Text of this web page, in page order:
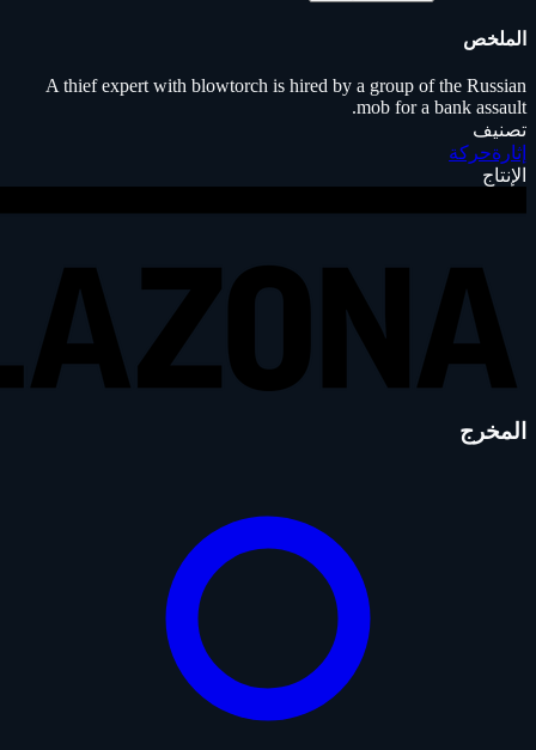
الملخص
A thief expert with blowtorch is hired by a group of the Russian
mob for a bank assault.
تصنيف
إثارةحركة
الإنتاج
المخرج